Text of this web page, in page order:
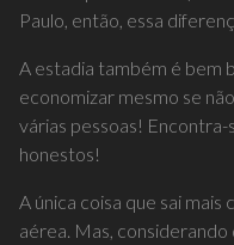
Paulo, então, essa
A estadia também é bem
economizar mesmo se
várias pessoas!
honestos!
A única coisa que sai mais
aérea. Mas,